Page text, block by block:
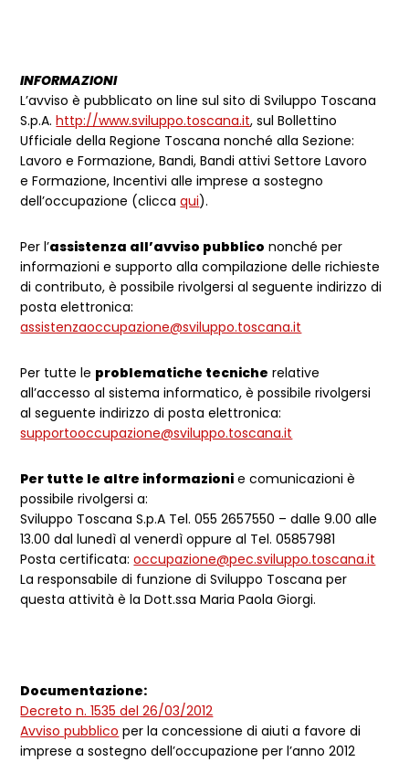
INFORMAZIONI
L’avviso è pubblicato on line sul sito di Sviluppo Toscana
S.p.A.http://www.sviluppo.toscana.it, sul Bollettino
Ufficiale della Regione Toscana nonché alla Sezione:
Lavoro e Formazione, Bandi, Bandi attivi Settore Lavoro
e Formazione, Incentivi alle imprese a sostegno
dell’occupazione (cliccaqui).
Per l’assistenza all’avviso pubblico nonché per
informazioni e supporto alla compilazione delle richieste
di contributo, è possibile rivolgersi al seguente indirizzo di
posta elettronica:
assistenzaoccupazione@sviluppo.toscana.it
Per tutte le problematiche tecniche relative
all’accesso al sistema informatico, è possibile rivolgersi
al seguente indirizzo di posta elettronica:
supportooccupazione@sviluppo.toscana.it
Per tutte le altre informazioni e comunicazioni è
possibile rivolgersi a:
Sviluppo Toscana S.p.A Tel. 055 2657550 – dalle 9.00 alle
13.00 dal lunedì al venerdì oppure al Tel. 05857981
Posta certificata:occupazione@pec.sviluppo.toscana.it
La responsabile di funzione di Sviluppo Toscana per
questa attività è la Dott.ssa Maria Paola Giorgi.
Documentazione:
Decreto n. 1535 del 26/03/2012
Avviso pubblico per la concessione di aiuti a favore di
imprese a sostegno dell’occupazione per l’anno 2012